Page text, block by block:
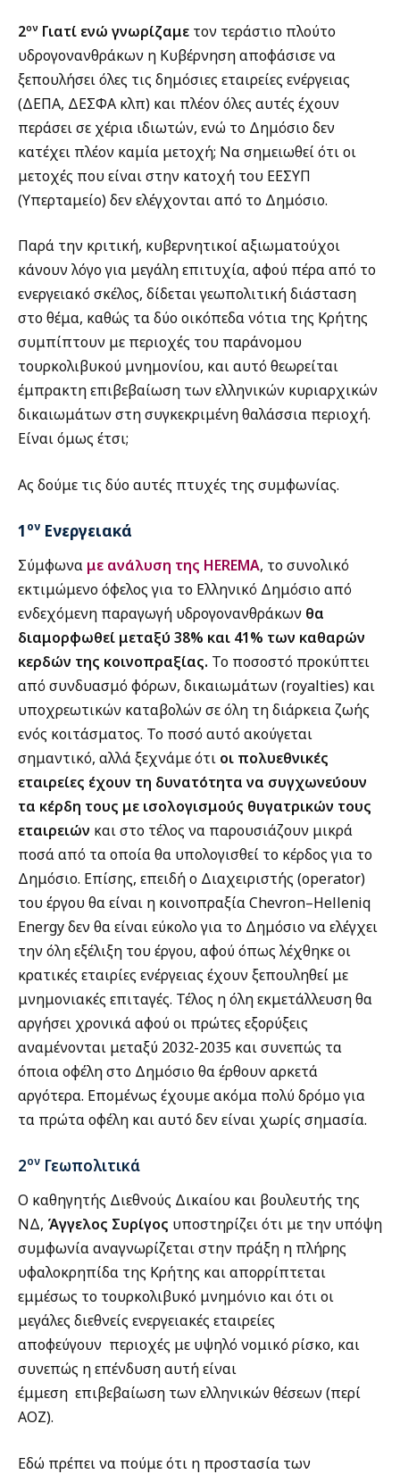
2ον Γιατί ενώ γνωρίζαμε τον τεράστιο πλούτο
υδρογονανθράκων η Κυβέρνηση αποφάσισε να
ξεπουλήσει όλες τις δημόσιες εταιρείες ενέργειας
(ΔΕΠΑ, ΔΕΣΦΑ κλπ) και πλέον όλες αυτές έχουν
περάσει σε χέρια ιδιωτών, ενώ το Δημόσιο δεν
κατέχει πλέον καμία μετοχή; Να σημειωθεί ότι οι
μετοχές που είναι στην κατοχή του ΕΕΣΥΠ
(Υπερταμείο) δεν ελέγχονται από το Δημόσιο.
Παρά την κριτική, κυβερνητικοί αξιωματούχοι
κάνουν λόγο για μεγάλη επιτυχία, αφού πέρα από το
ενεργειακό σκέλος, δίδεται γεωπολιτική διάσταση
στο θέμα, καθώς τα δύο οικόπεδα νότια της Κρήτης
συμπίπτουν με περιοχές του παράνομου
τουρκολιβυκού μνημονίου, και αυτό θεωρείται
έμπρακτη επιβεβαίωση των ελληνικών κυριαρχικών
δικαιωμάτων στη συγκεκριμένη θαλάσσια περιοχή.
Είναι όμως έτσι;
Ας δούμε τις δύο αυτές πτυχές της συμφωνίας.
1 ον Ενεργειακά
Σύμφωνα με ανάλυση της HEREMA, το συνολικό
εκτιμώμενο όφελος για το Ελληνικό Δημόσιο από
ενδεχόμενη παραγωγή υδρογονανθράκων θα
διαμορφωθεί μεταξύ 38% και 41% των καθαρών
κερδών της κοινοπραξίας. Το ποσοστό προκύπτει
από συνδυασμό φόρων, δικαιωμάτων (royalties) και
υποχρεωτικών καταβολών σε όλη τη διάρκεια ζωής
ενός κοιτάσματος. Το ποσό αυτό ακούγεται
σημαντικό, αλλά ξεχνάμε ότι οι πολυεθνικές
εταιρείες έχουν τη δυνατότητα να συγχωνεύουν
τα κέρδη τους με ισολογισμούς θυγατρικών τους
εταιρειών και στο τέλος να παρουσιάζουν μικρά
ποσά από τα οποία θα υπολογισθεί το κέρδος για το
Δημόσιο. Επίσης, επειδή ο Διαχειριστής (operator)
του έργου θα είναι η κοινοπραξία Chevron–Helleniq
Energy δεν θα είναι εύκολο για το Δημόσιο να ελέγχει
την όλη εξέλιξη του έργου, αφού όπως λέχθηκε οι
κρατικές εταιρίες ενέργειας έχουν ξεπουληθεί με
μνημονιακές επιταγές. Τέλος η όλη εκμετάλλευση θα
αργήσει χρονικά αφού οι πρώτες εξορύξεις
αναμένονται μεταξύ 2032-2035 και συνεπώς τα
όποια οφέλη στο Δημόσιο θα έρθουν αρκετά
αργότερα. Επομένως έχουμε ακόμα πολύ δρόμο για
τα πρώτα οφέλη και αυτό δεν είναι χωρίς σημασία.
2ον Γεωπολιτικά
Ο καθηγητής Διεθνούς Δικαίου και βουλευτής της
ΝΔ, Άγγελος Συρίγος υποστηρίζει ότι με την υπόψη
συμφωνία αναγνωρίζεται στην πράξη η πλήρης
υφαλοκρηπίδα της Κρήτης και απορρίπτεται
εμμέσως το τουρκολιβυκό μνημόνιο και ότι οι
μεγάλες διεθνείς ενεργειακές εταιρείες
αποφεύγουν περιοχές με υψηλό νομικό ρίσκο, και
συνεπώς η επένδυση αυτή είναι
έμμεση επιβεβαίωση των ελληνικών θέσεων (περί
ΑΟΖ).
Εδώ πρέπει να πούμε ότι η προστασία των